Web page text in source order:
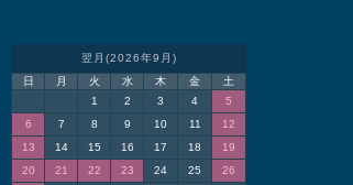
翌月(2026年9月)
日
月 火 水 木 金
土
1
2 3 4
5
6
7 8 9 10 11
12
13
14 15 16 17 18
19
20
21 22 23 24 25
26